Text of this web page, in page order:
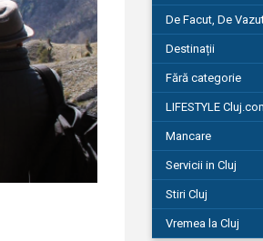
De Facut, De
Destinații
Fără categorie
LIFESTYLE
Mancare
Servicii in Cluj
Stiri Cluj
Vremea la Cluj